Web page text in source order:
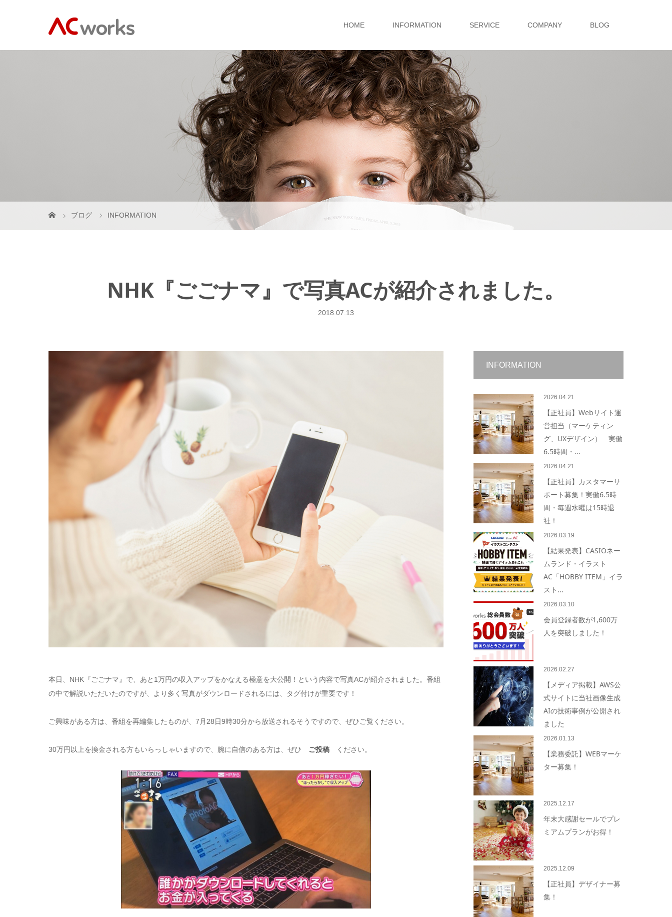
HOME INFORMATION SERVICE COMPANY BLOG
ブログ INFORMATION
NHK『ごごナマ』で写真ACが紹介されました。
2018.07.13
本日、NHK『ごごナマ』で、あと1万円の収入アップをかなえる極意を大公開！という内容で写真ACが紹介されました。番組
の中で解説いただいたのですが、より多く写真がダウンロードされるには、タグ付けが重要です！
ご興味がある方は、番組を再編集したものが、7月28日9時30分から放送されるそうですので、ぜひご覧ください。
30万円以上を換金される方もいらっしゃいますので、腕に自信のある方は、ぜひ ご投稿 ください。
INFORMATION
2026.04.21
【正社員】Webサイト運
営担当（マーケティン
グ、UXデザイン） 実働
6.5時間・...
2026.04.21
【正社員】カスタマーサ
ポート募集！実働6.5時
間・毎週水曜は15時退
社！
2026.03.19
【結果発表】CASIOネー
ムランド・イラスト
AC「HOBBY ITEM」イラ
スト...
2026.03.10
会員登録者数が1,600万
人を突破しました！
2026.02.27
【メディア掲載】AWS公
式サイトに当社画像生成
AIの技術事例が公開され
ました
2026.01.13
【業務委託】WEBマーケ
ター募集！
2025.12.17
年末大感謝セールでプレ
ミアムプランがお得！
2025.12.09
【正社員】デザイナー募
集！